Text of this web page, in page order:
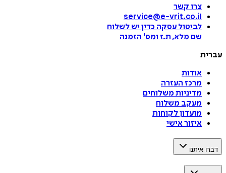
צרו קשר
service@e-vrit.co.il
לביטול עסקה כדין יש לשלוח
שם מלא, ת.ז ומס' הזמנה
עברית
אודות
מרכז העזרה
מדיניות משלוחים
מעקב משלוח
מועדון לקוחות
איזור אישי
דברו איתנו